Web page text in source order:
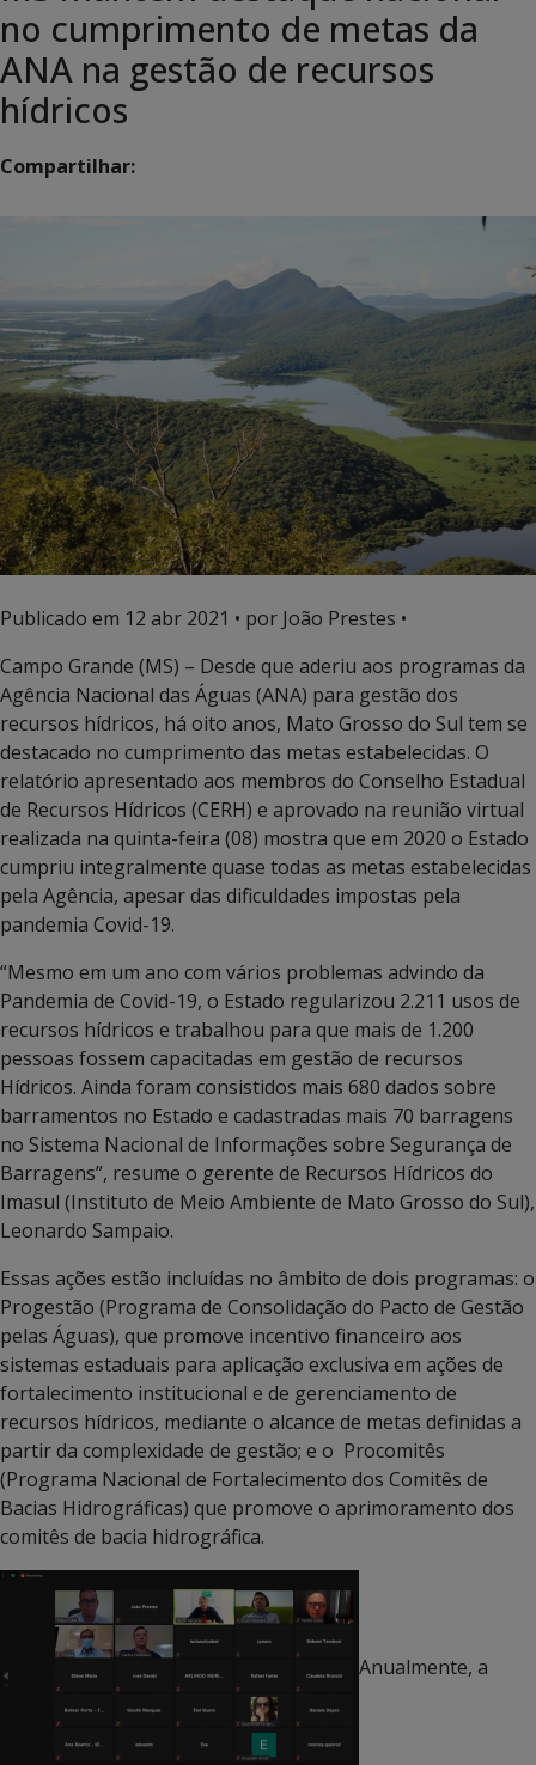
no cumprimento de metas da
ANA na gestão de recursos
hídricos
Compartilhar:
Publicado em 12 abr 2021 • por João Prestes •
Campo Grande (MS) – Desde que aderiu aos programas da
Agência Nacional das Águas (ANA) para gestão dos
recursos hídricos, há oito anos, Mato Grosso do Sul tem se
destacado no cumprimento das metas estabelecidas. O
relatório apresentado aos membros do Conselho Estadual
de Recursos Hídricos (CERH) e aprovado na reunião virtual
realizada na quinta-feira (08) mostra que em 2020 o Estado
cumpriu integralmente quase todas as metas estabelecidas
pela Agência, apesar das dificuldades impostas pela
pandemia Covid-19.
“Mesmo em um ano com vários problemas advindo da
Pandemia de Covid-19, o Estado regularizou 2.211 usos de
recursos hídricos e trabalhou para que mais de 1.200
pessoas fossem capacitadas em gestão de recursos
Hídricos. Ainda foram consistidos mais 680 dados sobre
barramentos no Estado e cadastradas mais 70 barragens
no Sistema Nacional de Informações sobre Segurança de
Barragens”, resume o gerente de Recursos Hídricos do
Imasul (Instituto de Meio Ambiente de Mato Grosso do Sul),
Leonardo Sampaio.
Essas ações estão incluídas no âmbito de dois programas: o
Progestão (Programa de Consolidação do Pacto de Gestão
pelas Águas), que promove incentivo financeiro aos
sistemas estaduais para aplicação exclusiva em ações de
fortalecimento institucional e de gerenciamento de
recursos hídricos, mediante o alcance de metas definidas a
partir da complexidade de gestão; e o Procomitês
(Programa Nacional de Fortalecimento dos Comitês de
Bacias Hidrográficas) que promove o aprimoramento dos
comitês de bacia hidrográfica.
Anualmente, a